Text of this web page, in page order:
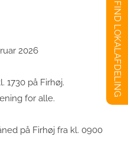
2026
1730 på Firhøj.
for alle.
på Firhøj fra kl. 0900
FIND LOKALAFDELING